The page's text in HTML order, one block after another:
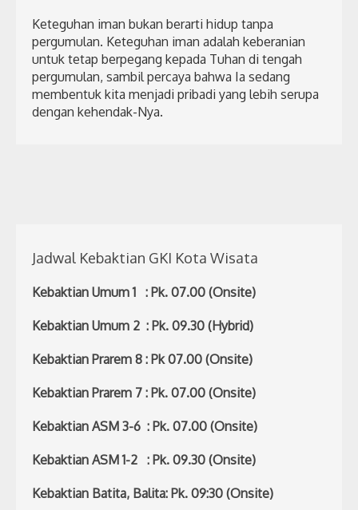
Keteguhan iman bukan berarti hidup tanpa
pergumulan. Keteguhan iman adalah keberanian
untuk tetap berpegang kepada Tuhan di tengah
pergumulan, sambil percaya bahwa Ia sedang
membentuk kita menjadi pribadi yang lebih serupa
dengan kehendak-Nya.
Jadwal Kebaktian GKI Kota Wisata
Kebaktian Umum 1 : Pk. 07.00 (Onsite)
Kebaktian Umum 2 : Pk. 09.30 (Hybrid)
Kebaktian Prarem 8 : Pk 07.00 (Onsite)
Kebaktian Prarem 7 : Pk. 07.00 (Onsite)
Kebaktian ASM 3-6 : Pk. 07.00 (Onsite)
Kebaktian ASM 1-2 : Pk. 09.30 (Onsite)
Kebaktian Batita, Balita: Pk. 09:30 (Onsite)